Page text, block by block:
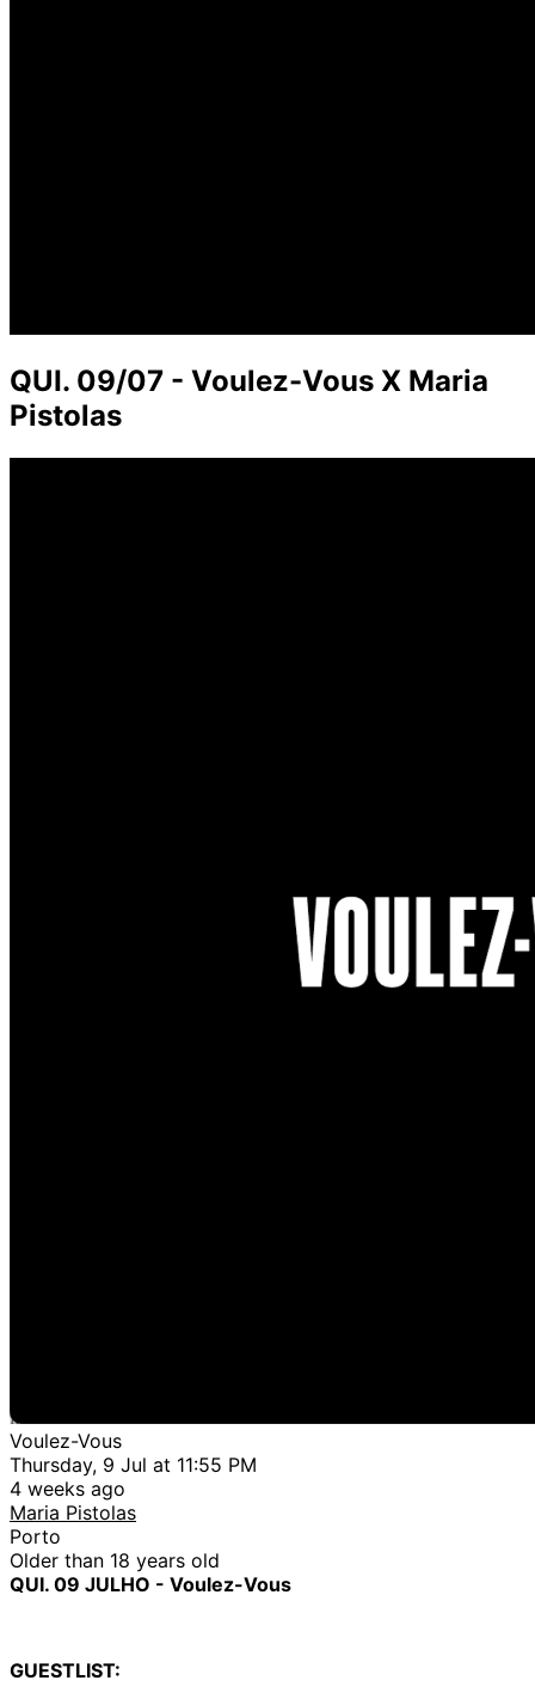
QUI. 09/07 - Voulez-Vous X Maria
Pistolas
Voulez-Vous
Thursday, 9 Jul at 11:55 PM
4 weeks ago
Maria Pistolas
Porto
Older than 18 years old
QUI. 09 JULHO - Voulez-Vous
GUESTLIST: